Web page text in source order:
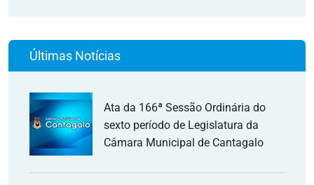
Últimas Notícias
Ata da 166ª Sessão Ordinária do
sexto período de Legislatura da
Câmara Municipal de Cantagalo